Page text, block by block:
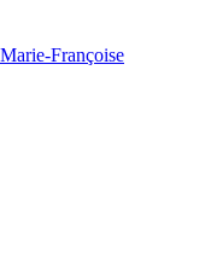
Françoise